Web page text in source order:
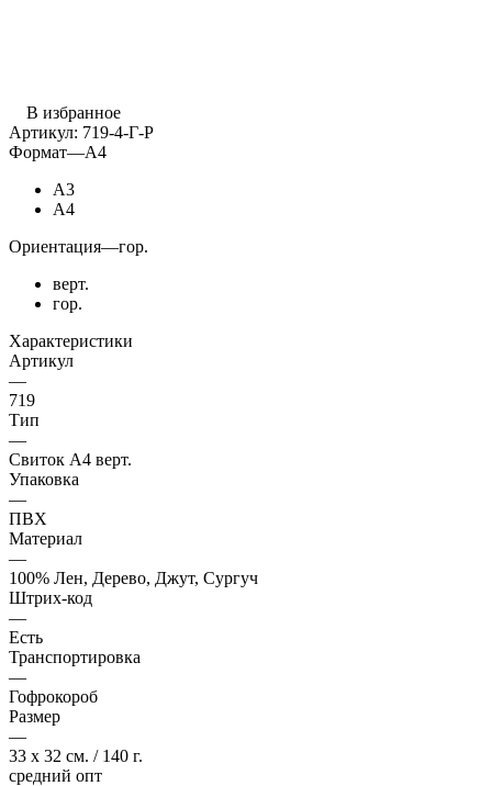
В избранное
Артикул: 719-4-Г-Р
Формат—А4
А3
А4
Ориентация—гор.
верт.
гор.
Характеристики
Артикул
—
719
Тип
—
Свиток А4 верт.
Упаковка
—
ПВХ
Материал
—
100% Лен, Дерево, Джут, Сургуч
Штрих-код
—
Есть
Транспортировка
—
Гофрокороб
Размер
—
33 x 32 см. / 140 г.
средний опт